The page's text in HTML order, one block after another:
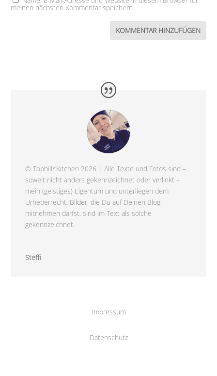
meinen nächsten Kommentar speichern.
© Tophill*Kitchen 2026 | Alle Texte und Fotos sind –
soweit nicht anders gekennzeichnet oder verlinkt –
mein (geistiges) Eigentum und unterliegen dem
Urheberrecht. Bilder, die Du auf Deinen Blog
mitnehmen darfst, sind im Text als solche
gekennzeichnet.
Steffi
Impressum
Datenschutz